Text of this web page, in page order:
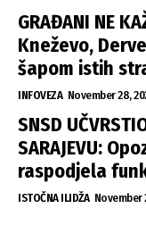
GRAĐANI NE
Kneževo,
šapom istih
INFOVEZA November 28,
SNSD
SARAJEVU:
raspodjela
ISTOČNA ILIDŽA November